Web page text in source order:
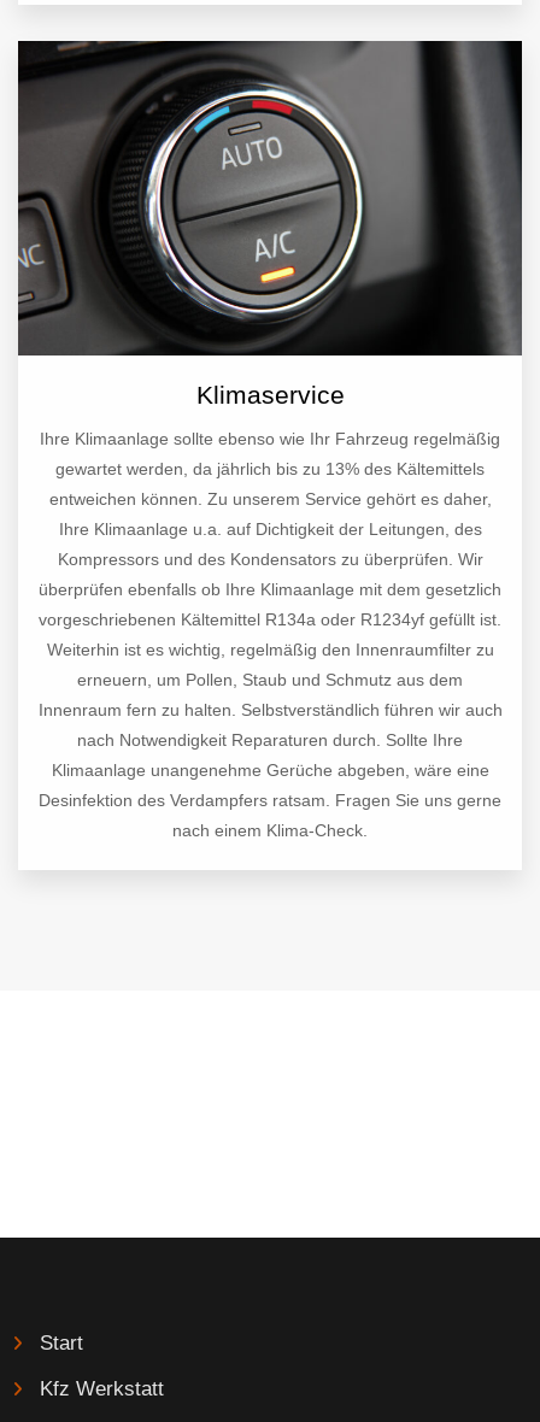
Klimaservice
Ihre Klimaanlage sollte ebenso wie Ihr Fahrzeug regelmäßig
gewartet werden, da jährlich bis zu 13% des Kältemittels
entweichen können. Zu unserem Service gehört es daher,
Ihre Klimaanlage u.a. auf Dichtigkeit der Leitungen, des
Kompressors und des Kondensators zu überprüfen. Wir
überprüfen ebenfalls ob Ihre Klimaanlage mit dem gesetzlich
vorgeschriebenen Kältemittel R134a oder R1234yf gefüllt ist.
Weiterhin ist es wichtig, regelmäßig den Innenraumfilter zu
erneuern, um Pollen, Staub und Schmutz aus dem
Innenraum fern zu halten. Selbstverständlich führen wir auch
nach Notwendigkeit Reparaturen durch. Sollte Ihre
Klimaanlage unangenehme Gerüche abgeben, wäre eine
Desinfektion des Verdampfers ratsam. Fragen Sie uns gerne
nach einem Klima-Check.
Start
Kfz Werkstatt